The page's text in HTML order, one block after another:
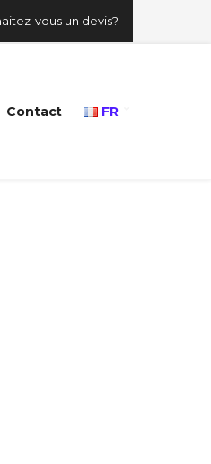
vous un devis?
Contact FR